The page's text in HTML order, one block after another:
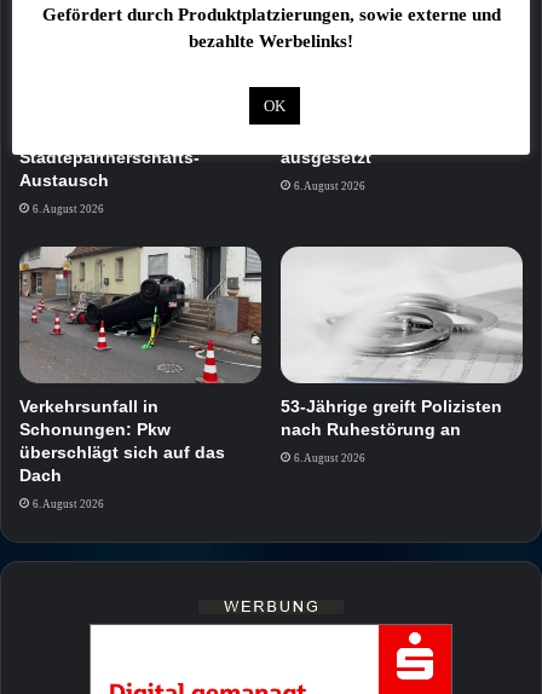
Städtepartnerschafts-
Austausch
6. August 2026
Katze in Transportbox am
ausgesetzt
6. August 2026
Verkehrsunfall in
Schonungen: Pkw
überschlägt sich auf das
Dach
6. August 2026
53-Jährige greift Polizisten
nach Ruhestörung an
6. August 2026
Gefördert durch Produktplatzierungen, sowie externe und
bezahlte Werbelinks!
OK